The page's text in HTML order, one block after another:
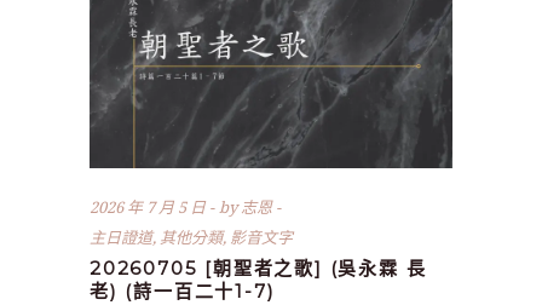
2026 年 7 月 5 日 by志恩
主日證道, 其他分類, 影音文字
20260705 [朝聖者之歌] (吳永霖 長
老) (詩一百二十1-7)